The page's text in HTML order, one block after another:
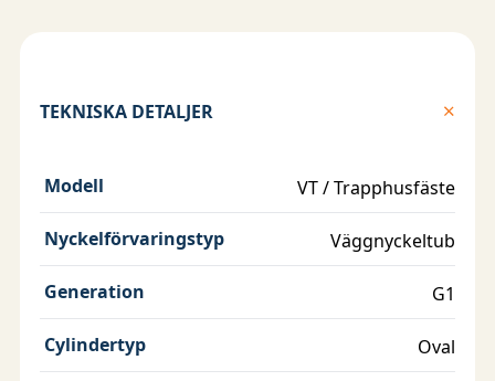
TEKNISKA DETALJER
Modell VT / Trapphusfäste
Nyckelförvaringstyp Väggnyckeltub
Generation G1
Cylindertyp Oval